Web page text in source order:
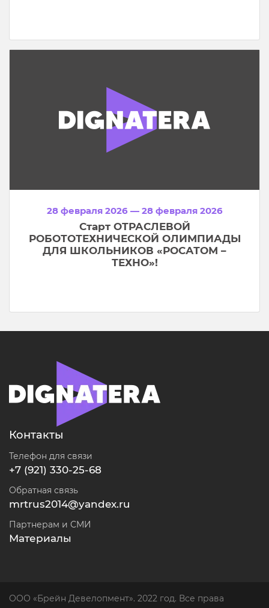
28 февраля 2026 — 28 февраля 2026
Старт ОТРАСЛЕВОЙ
РОБОТОТЕХНИЧЕСКОЙ ОЛИМПИАДЫ
ДЛЯ ШКОЛЬНИКОВ «РОСАТОМ –
ТЕХНО»!
Контакты
Телефон для связи
+7 (921) 330-25-68
Обратная связь
mrtrus2014@yandex.ru
Партнерам и СМИ
Материалы
ООО «Брейн Девелопмент». 2022 год. Все права